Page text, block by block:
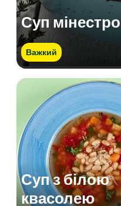
Суп
Важкий
Суп з білою
квасолею